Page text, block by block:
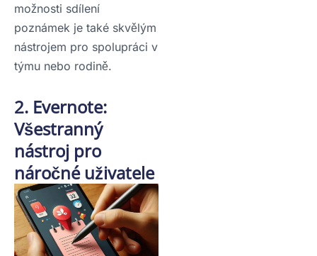
možnosti sdílení
poznámek je také skvělým
nástrojem pro spolupráci v
týmu nebo rodině.
2. Evernote:
Všestranný
nástroj pro
náročné uživatele